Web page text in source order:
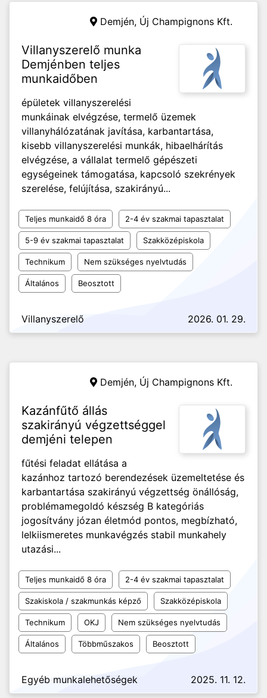
Demjén, Új Champignons Kft.
Villanyszerelő munka
Demjénben teljes
munkaidőben
épületek villanyszerelési
munkáinak elvégzése, termelő üzemek
villanyhálózatának javítása, karbantartása,
kisebb villanyszerelési munkák, hibaelhárítás
elvégzése, a vállalat termelő gépészeti
egységeinek támogatása, kapcsoló szekrények
szerelése, felújítása, szakirányú...
Teljes munkaidő 8 óra 2-4 év szakmai tapasztalat
5-9 év szakmai tapasztalat Szakközépiskola
Technikum Nem szükséges nyelvtudás
Általános Beosztott
Villanyszerelő 2026. 01. 29.
Demjén, Új Champignons Kft.
Kazánfűtő állás
szakirányú végzettséggel
demjéni telepen
fűtési feladat ellátása a
kazánhoz tartozó berendezések üzemeltetése és
karbantartása szakirányú végzettség önállóság,
problémamegoldó készség B kategóriás
jogosítvány józan életmód pontos, megbízható,
lelkiismeretes munkavégzés stabil munkahely
utazási...
Teljes munkaidő 8 óra 2-4 év szakmai tapasztalat
Szakiskola / szakmunkás képző Szakközépiskola
Technikum OKJ Nem szükséges nyelvtudás
Általános Többműszakos Beosztott
Egyéb munkalehetőségek 2025. 11. 12.